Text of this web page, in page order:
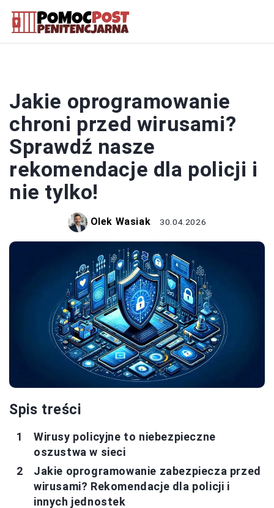
Jakie oprogramowanie
chroni przed wirusami?
Sprawdź nasze
rekomendacje dla policji i
nie tylko!
Olek Wasiak 30.04.2026
Spis treści
Wirusy policyjne to niebezpieczne
oszustwa w sieci
Jakie oprogramowanie zabezpiecza przed
wirusami? Rekomendacje dla policji i
innych jednostek